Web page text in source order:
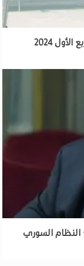
النظام السوري